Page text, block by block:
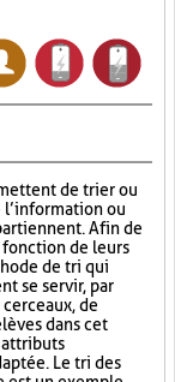
de trier ou
l’information ou
Afin de
fonction de leurs
de tri qui
se servir, par
de
dans cet
attributs
Le tri des